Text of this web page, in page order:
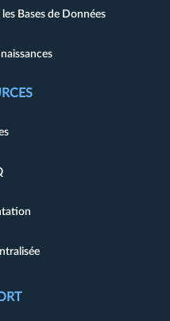
Bases de Données